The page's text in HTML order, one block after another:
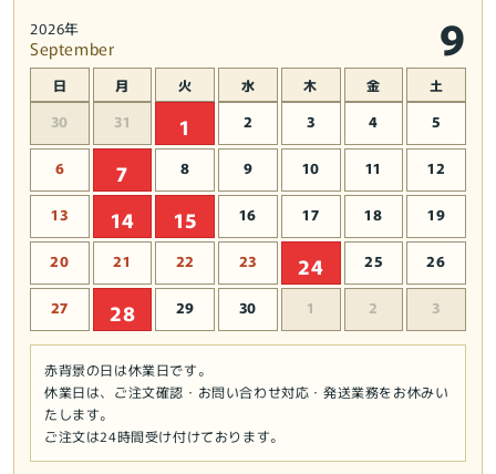
2026年
September 9
日 月 火 水 木 金 土
30 31 1 2 3 4 5
6 7 8 9 10 11 12
13 14 15 16 17 18 19
20 21 22 23 24 25 26
27 28 29 30 1 2 3
赤背景の日は休業日です。
休業日は、ご注文確認・お問い合わせ対応・発送業務をお休みい
たします。
ご注文は24時間受け付けております。